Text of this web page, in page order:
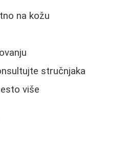
na kožu
stručnjaka
više